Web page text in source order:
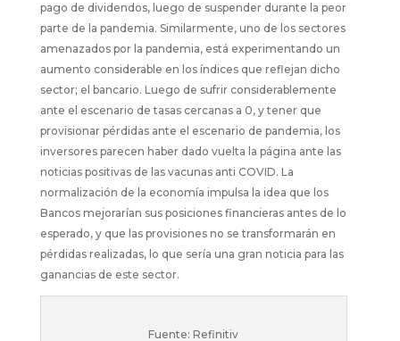
pago de dividendos, luego de suspender durante la peor
parte de la pandemia. Similarmente, uno de los sectores
amenazados por la pandemia, está experimentando un
aumento considerable en los índices que reflejan dicho
sector; el bancario. Luego de sufrir considerablemente
ante el escenario de tasas cercanas a 0, y tener que
provisionar pérdidas ante el escenario de pandemia, los
inversores parecen haber dado vuelta la página ante las
noticias positivas de las vacunas anti COVID. La
normalización de la economía impulsa la idea que los
Bancos mejorarían sus posiciones financieras antes de lo
esperado, y que las provisiones no se transformarán en
pérdidas realizadas, lo que sería una gran noticia para las
ganancias de este sector.
Fuente: Refinitiv